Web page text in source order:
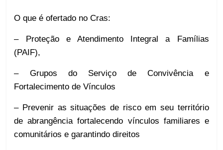
O que é ofertado no Cras:
– Proteção e Atendimento Integral a Famílias
(PAIF),
– Grupos do Serviço de Convivência e
Fortalecimento de Vínculos
– Prevenir as situações de risco em seu território
de abrangência fortalecendo vínculos familiares e
comunitários e garantindo direitos